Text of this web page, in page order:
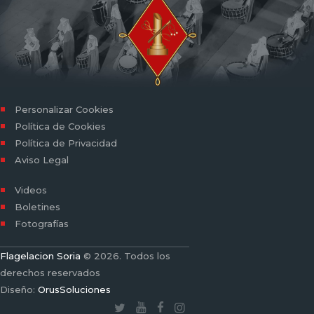
Personalizar Cookies
Política de Cookies
Política de Privacidad
Aviso Legal
Videos
Boletines
Fotografías
Flagelacion Soria © 2026. Todos los
derechos reservados
Diseño: OrusSoluciones